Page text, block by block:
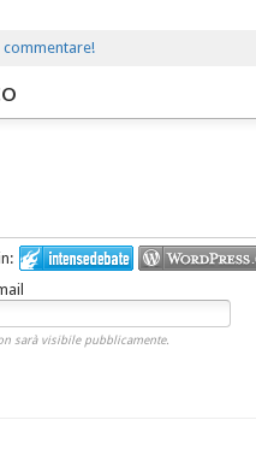
sarà visibile pubblicamente.